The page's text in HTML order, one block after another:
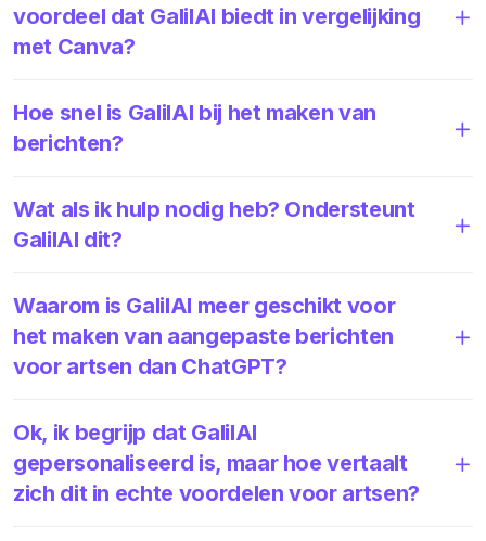
voordeel dat GalilAI biedt in vergelijking
met Canva?
Hoe snel is GalilAI bij het maken van
berichten?
Wat als ik hulp nodig heb? Ondersteunt
GalilAI dit?
Waarom is GalilAI meer geschikt voor
het maken van aangepaste berichten
voor artsen dan ChatGPT?
Ok, ik begrijp dat GalilAI
gepersonaliseerd is, maar hoe vertaalt
zich dit in echte voordelen voor artsen?